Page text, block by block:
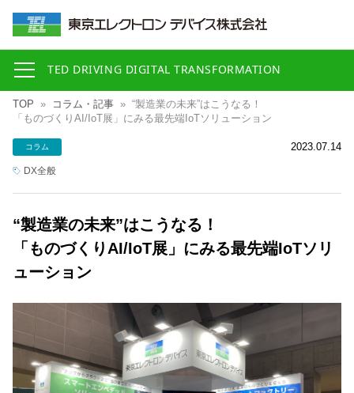
TED DRIVING DIGITAL TRANSFORMATION
TOP » コラム・記事 » “製造業の未来”はこうなる！
「ものづくりAI/IoT展」にみる最先端IoTソリューション
コラム
DX全般
2023.07.14
“製造業の未来”はこうなる！
「ものづくりAI/IoT展」にみる最先端IoTソリ
ューション